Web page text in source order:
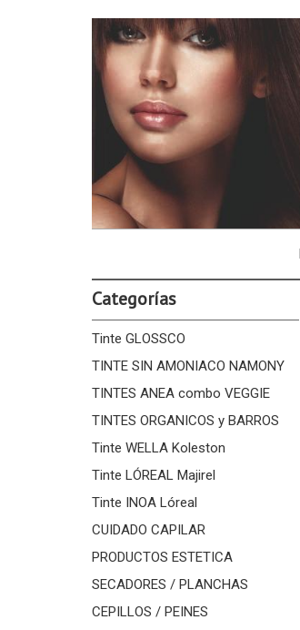
Categorías
Tinte GLOSSCO
TINTE SIN AMONIACO NAMONY
TINTES ANEA combo VEGGIE
TINTES ORGANICOS y BARROS
Tinte WELLA Koleston
Tinte LÓREAL Majirel
Tinte INOA Lóreal
CUIDADO CAPILAR
PRODUCTOS ESTETICA
SECADORES / PLANCHAS
CEPILLOS / PEINES